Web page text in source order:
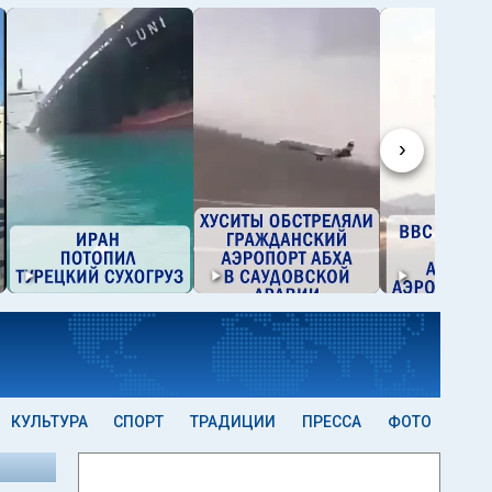
›
КУЛЬТУРА СПОРТ ТРАДИЦИИ ПРЕССА ФОТО